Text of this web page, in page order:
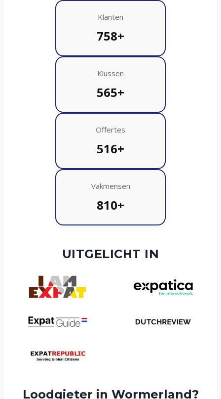
Klanten
758+
Klussen
565+
Offertes
516+
Vakmensen
810+
UITGELICHT IN
Loodgieter in Wormerland?